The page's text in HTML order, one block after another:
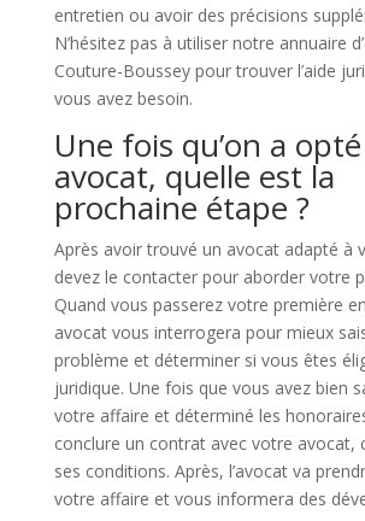
entretien ou avoir des précisions
N’hésitez pas à utiliser notre annuaire
Couture-Boussey pour trouver l’aide
vous avez besoin.
Une fois qu’on a
avocat, quelle est la
prochaine étape ?
Après avoir trouvé un avocat adapté à
devez le contacter pour aborder votre
Quand vous passerez votre première
avocat vous interrogera pour mieux
problème et déterminer si vous êtes
juridique. Une fois que vous avez bien
votre affaire et déterminé les
conclure un contrat avec votre avocat,
ses conditions. Après, l’avocat va
votre affaire et vous informera des